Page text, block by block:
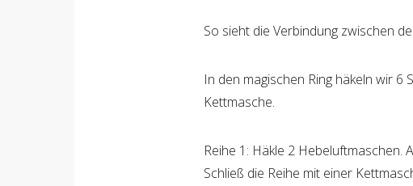
So sieht die Verbindung zwischen
In den magischen Ring häkeln wir 6
Kettmasche.
Reihe 1: Häkle 2 Hebeluftmaschen.
Schließ die Reihe mit einer